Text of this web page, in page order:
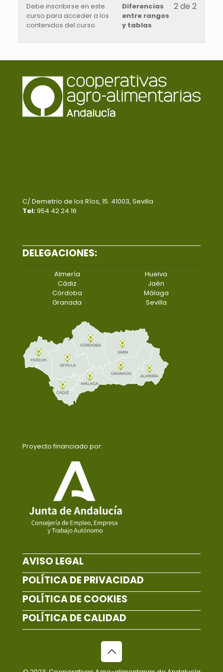
2 de 2
Diferencias
entre rangos
y tablas
Debe inscribirse en este
curso para acceder a los
contenidos del curso.
C/ Demetrio de los Ríos, 15. 41003, Sevilla
Tel:954 42 24 16
DELEGACIONES:
Almería
Cádiz
Córdoba
Granada
Huelva
Jaén
Málaga
Sevilla
Proyecto financiado por:
AVISO LEGAL
POLÍTICA DE PRIVACIDAD
POLÍTICA DE COOKIES
POLÍTICA DE CALIDAD